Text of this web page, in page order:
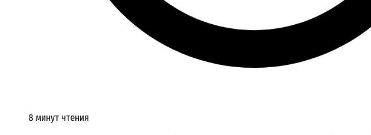
8 минут чтения